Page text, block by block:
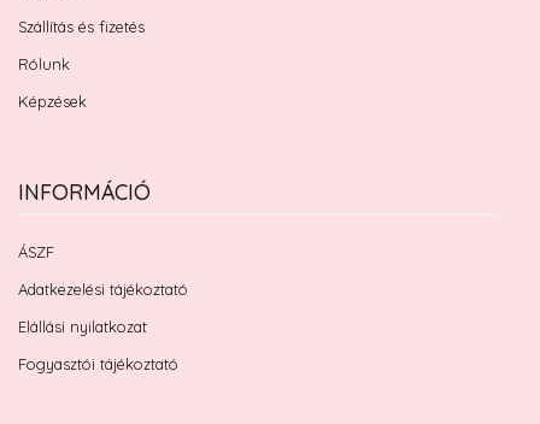
Szállítás és fizetés
Rólunk
Képzések
INFORMÁCIÓ
ÁSZF
Adatkezelési tájékoztató
Elállási nyilatkozat
Fogyasztói tájékoztató